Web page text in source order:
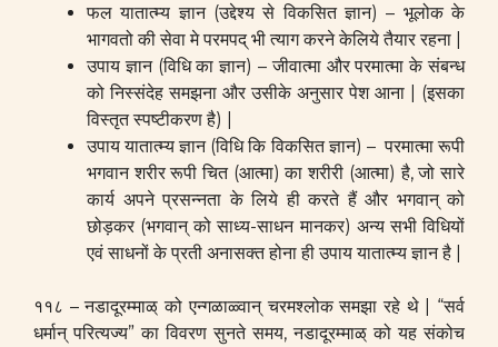
फल यातात्म्य ज्ञान (उद्देश्य से विकसित ज्ञान) – भूलोक के
भागवतो की सेवा मे परमपद् भी त्याग करने केलिये तैयार रहना |
उपाय ज्ञान (विधि का ज्ञान) – जीवात्मा और परमात्मा के संबन्ध
को निस्संदेह समझना और उसीके अनुसार पेश आना | (इसका
विस्तृत स्पष्टीकरण है) |
उपाय यातात्म्य ज्ञान (विधि कि विकसित ज्ञान) – परमात्मा रूपी
भगवान शरीर रूपी चित (आत्मा) का शरीरी (आत्मा) है, जो सारे
कार्य अपने प्रसन्नता के लिये ही करते हैं और भगवान् को
छोड़कर (भगवान् को साध्य-साधन मानकर) अन्य सभी विधियों
एवं साधनों के प्रती अनासक्त होना ही उपाय यातात्म्य ज्ञान है |
११८ – नडादूरम्माळ् को एन्गळाळ्वान् चरमश्लोक समझा रहे थे | “सर्व
धर्मान् परित्यज्य” का विवरण सुनते समय, नडादूरम्माळ् को यह संकोच